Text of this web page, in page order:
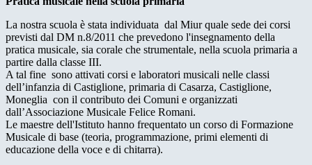
La nostra scuola è stata individuata dal Miur quale sede dei corsi
previsti dal DM n.8/2011 che prevedono l'insegnamento della
pratica musicale, sia corale che strumentale, nella scuola primaria a
partire dalla classe III.
A tal fine sono attivati corsi e laboratori musicali nelle classi
dell’infanzia di Castiglione, primaria di Casarza, Castiglione,
Moneglia con il contributo dei Comuni e organizzati
dall’Associazione Musicale Felice Romani.
Le maestre dell'Istituto hanno frequentato un corso di Formazione
Musicale di base (teoria, programmazione, primi elementi di
educazione della voce e di chitarra).